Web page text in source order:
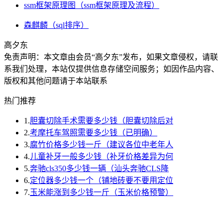
ssm框架原理图（ssm框架原理及流程）
森麒麟（sql排序）
高夕东
免责声明：本文章由会员“高夕东”发布，如果文章侵权，请联
系我们处理，本站仅提供信息存储空间服务；如因作品内容、
版权和其他问题请于本站联系
热门推荐
1.胆囊切除手术需要多少钱（胆囊切除后对
2.考摩托车驾照需要多少钱（已明确）
3.腐竹价格多少钱一斤（建议各位中老年人
4.儿童补牙一般多少钱（补牙价格差异为何
5.奔驰cls350多少钱一辆（汕头奔驰CLS降
6.定位器多少钱一个（铺地砖要不要用定位
7.玉米能涨到多少钱一斤（玉米价格预警）